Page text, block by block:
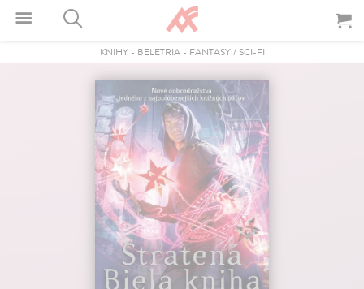
KNIHY- BELETRIA- FANTASY / SCI-FI